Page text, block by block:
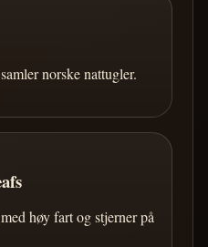
norske nattugler.
høy fart og stjerner på